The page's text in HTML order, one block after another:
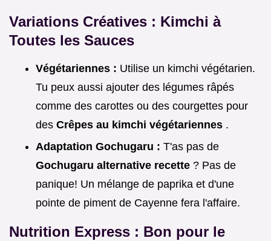
Variations Créatives : Kimchi à
Toutes les Sauces
Végétariennes : Utilise un kimchi végétarien.
Tu peux aussi ajouter des légumes râpés
comme des carottes ou des courgettes pour
des Crêpes au kimchi végétariennes .
Adaptation Gochugaru : T'as pas de
Gochugaru alternative recette ? Pas de
panique! Un mélange de paprika et d'une
pointe de piment de Cayenne fera l'affaire.
Nutrition Express : Bon pour le